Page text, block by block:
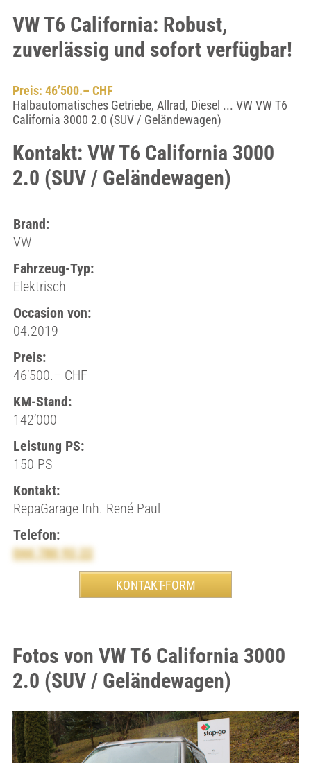
VW T6 California: Robust,
zuverlässig und sofort verfügbar!
Preis: 46’500.– CHF
Halbautomatisches Getriebe, Allrad, Diesel ... VW VW T6
California 3000 2.0 (SUV / Geländewagen)
Kontakt: VW T6 California 3000
2.0 (SUV / Geländewagen)
Brand:
VW
Fahrzeug-Typ:
Elektrisch
Occasion von:
04.2019
Preis:
46’500.– CHF
KM-Stand:
142’000
Leistung PS:
150 PS
Kontakt:
RepaGarage Inh. René Paul
Telefon:
044 780 93 22
Fotos von VW T6 California 3000
2.0 (SUV / Geländewagen)